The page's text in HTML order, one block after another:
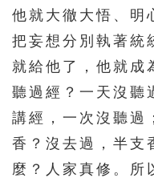
他就大徹大悟、明
把妄想分別執著統
就給他了，他就成
聽過經？一天沒聽
講經，一次沒聽過
香？沒去過，半支
麼？人家真修。所